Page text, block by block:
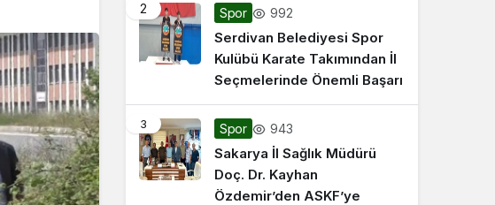
2 Spor 992
Serdivan Belediyesi Spor
Kulübü Karate Takımından İl
Seçmelerinde Önemli Başarı
3 Spor 943
Sakarya İl Sağlık Müdürü
Doç. Dr. Kayhan
Özdemir’den ASKF’ye